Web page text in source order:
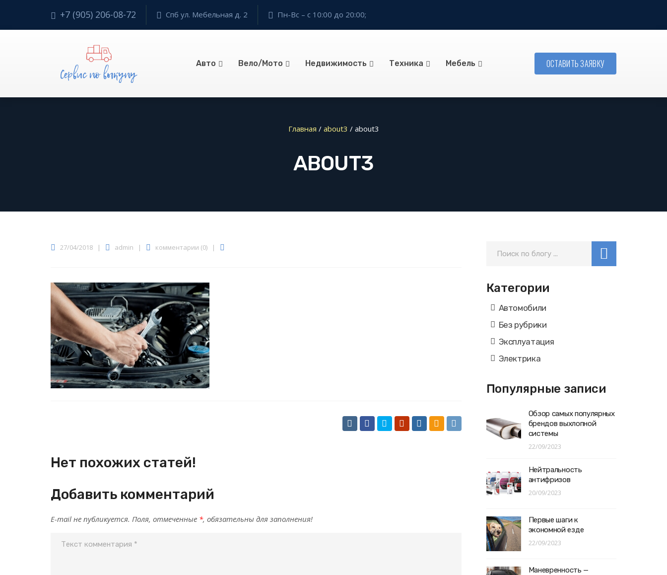
+7 (905) 206-08-72 Спб ул. Мебельная д. 2 Пн-Вс – с 10:00 до 20:00;
Авто Вело/Мото Недвижимость Техника Мебель ОСТАВИТЬ ЗАЯВКУ
Главная / about3 / about3
ABOUT3
27/04/2018 | admin | комментарии (0) |
Нет похожих статей!
Добавить комментарий
E-mail не публикуется. Поля, отмеченные *, обязательны для заполнения!
Категории
Автомобили
Без рубрики
Эксплуатация
Электрика
Популярные записи
Обзор самых популярных
брендов выхлопной
системы
22/09/2023
Нейтральность
антифризов
20/09/2023
Первые шаги к
экономной езде
22/09/2023
Маневренность —